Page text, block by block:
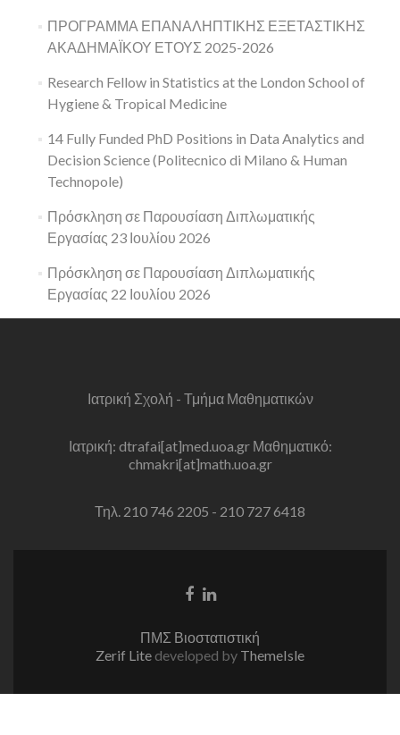
ΠΡΟΓΡΑΜΜΑ ΕΠΑΝΑΛΗΠΤΙΚΗΣ ΕΞΕΤΑΣΤΙΚΗΣ
ΑΚΑΔΗΜΑΪΚΟΥ ΕΤΟΥΣ 2025-2026
Research Fellow in Statistics at the London School of
Hygiene & Tropical Medicine
14 Fully Funded PhD Positions in Data Analytics and
Decision Science (Politecnico di Milano & Human
Technopole)
Πρόσκληση σε Παρουσίαση Διπλωματικής
Εργασίας 23 Ιουλίου 2026
Πρόσκληση σε Παρουσίαση Διπλωματικής
Εργασίας 22 Ιουλίου 2026
Ιατρική Σχολή - Τμήμα Μαθηματικών
Ιατρική: dtrafai[at]med.uoa.gr Μαθηματικό:
chmakri[at]math.uoa.gr
Τηλ. 210 746 2205 - 210 727 6418
Facebook
Linkedin
ΠΜΣ Βιοστατιστική
Zerif Lite developed by ThemeIsle